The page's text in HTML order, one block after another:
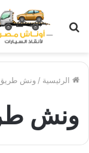
الرئيسية / ونش طريق
ونش